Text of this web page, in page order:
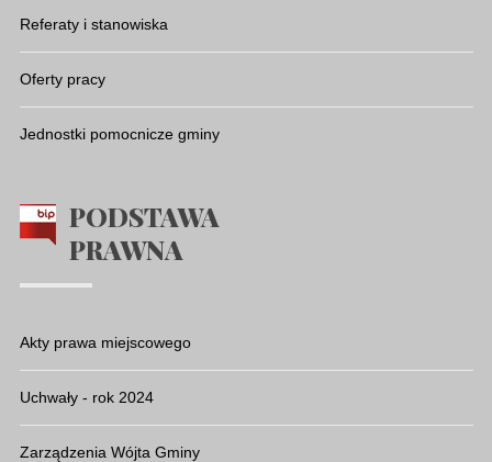
Referaty i stanowiska
Oferty pracy
Jednostki pomocnicze gminy
PODSTAWA
PRAWNA
Akty prawa miejscowego
Uchwały - rok 2024
Zarządzenia Wójta Gminy